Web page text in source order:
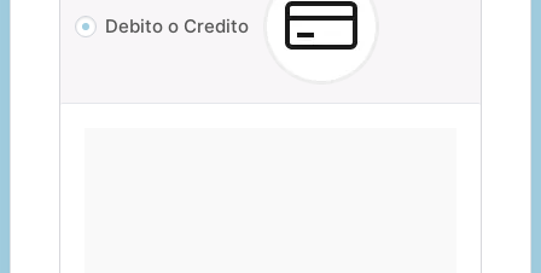
Debito o Credito